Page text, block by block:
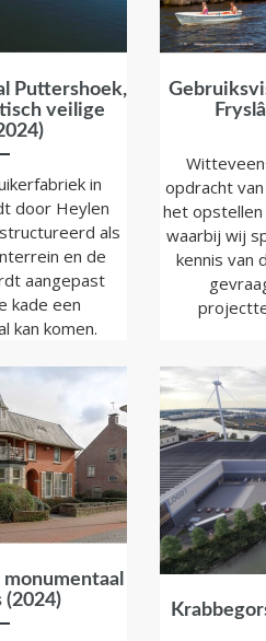
Puttershoek,
veilige
in
door Heylen
als
en de
aangepast
kade een
kan komen.
opdracht
het opstellen
waarbij wij
kennis van
(2024)